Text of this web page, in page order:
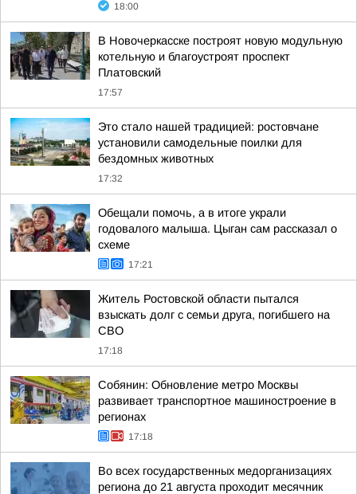
18:00
В Новочеркасске построят новую модульную
котельную и благоустроят проспект
Платовский
17:57
Это стало нашей традицией: ростовчане
установили самодельные поилки для
бездомных животных
17:32
Обещали помочь, а в итоге украли
годовалого малыша. Цыган сам рассказал о
схеме
17:21
Житель Ростовской области пытался
взыскать долг с семьи друга, погибшего на
СВО
17:18
Собянин: Обновление метро Москвы
развивает транспортное машиностроение в
регионах
17:18
Во всех государственных медорганизациях
региона до 21 августа проходит месячник